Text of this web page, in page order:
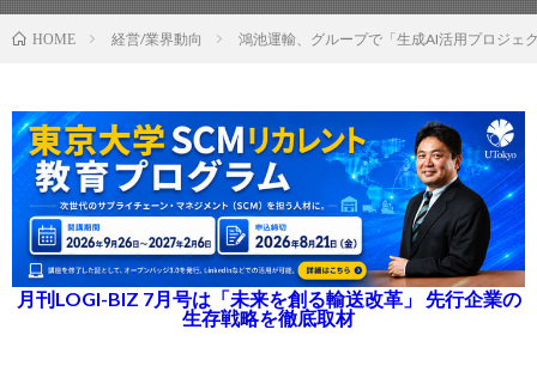
HOME 経営/業界動向 鴻池運輸、グループで「生成AI活用プロジェ
月刊LOGI-BIZ 7月号は「未来を創る輸送改革」 先行企業の
生存戦略を徹底取材